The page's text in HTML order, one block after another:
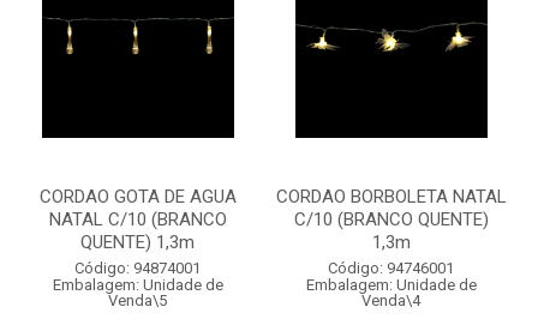
CORDAO GOTA DE AGUA
NATAL C/10 (BRANCO
QUENTE) 1,3m
Código: 94874001
Embalagem: Unidade de
Venda\5
CORDAO BORBOLETA NATAL
C/10 (BRANCO QUENTE)
1,3m
Código: 94746001
Embalagem: Unidade de
Venda\4